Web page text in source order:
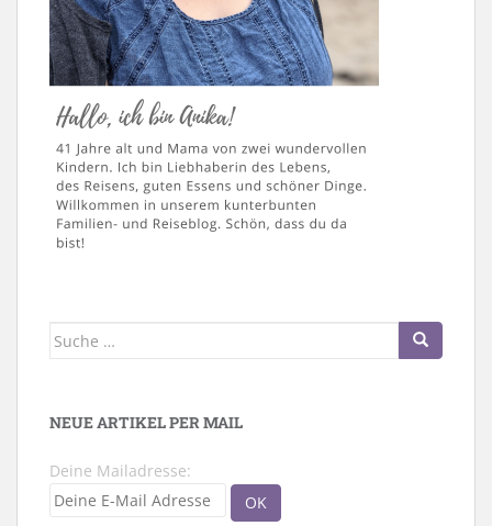
Suche
NEUE ARTIKEL PER MAIL
Deine Mailadresse: